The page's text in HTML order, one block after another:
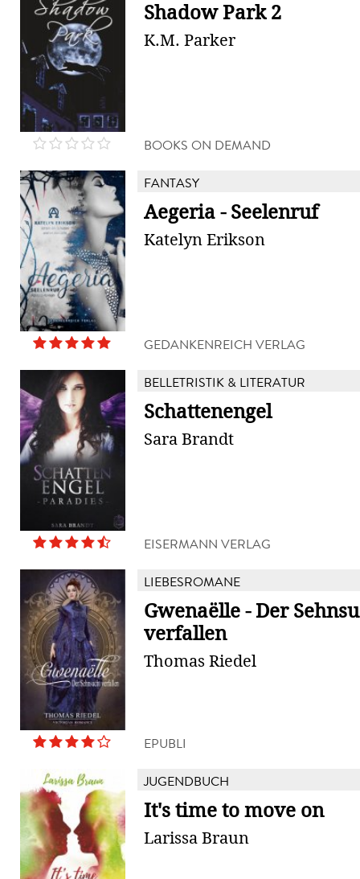
Shadow Park 2
K.M. Parker
BOOKS ON DEMAND
FANTASY
Aegeria - Seelenruf
Katelyn Erikson
GEDANKENREICH VERLAG
BELLETRISTIK & LITERATUR
Schattenengel
Sara Brandt
EISERMANN VERLAG
LIEBESROMANE
Gwenaëlle - Der
verfallen
Thomas Riedel
EPUBLI
JUGENDBUCH
It's time to move on
Larissa Braun